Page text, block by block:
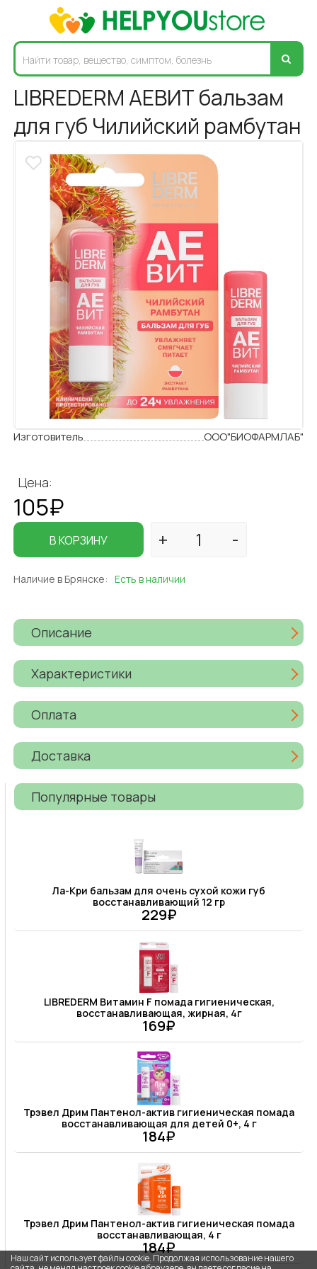
LIBREDERM АЕВИТ бальзам
для губ Чилийский рамбутан
Изготовитель ООО"БИОФАРМЛАБ"
Цена:
105₽
В КОРЗИНУ
Наличие в Брянске: Есть в наличии
Описание
Характеристики
Оплата
Доставка
Популярные товары
Ла-Кри бальзам для очень сухой кожи губ
восстанавливающий 12 гр
229₽
LIBREDERM Витамин F помада гигиеническая,
восстанавливающая, жирная, 4г
169₽
Трэвел Дрим Пантенол-актив гигиеническая помада
восстанавливающая для детей 0+, 4 г
184₽
Трэвел Дрим Пантенол-актив гигиеническая помада
восстанавливающая, 4 г
184₽
Наш сайт использует файлы cookie. Продолжая использование нашего